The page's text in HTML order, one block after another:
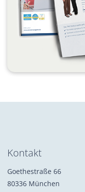
Kontakt
Goethestraße 66
80336 München